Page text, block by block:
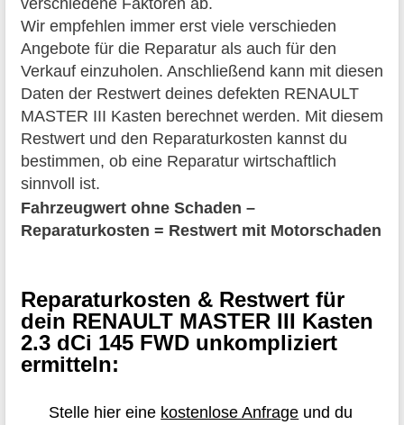
verschiedene Faktoren ab.
Wir empfehlen immer erst viele verschieden
Angebote für die Reparatur als auch für den
Verkauf einzuholen. Anschließend kann mit diesen
Daten der Restwert deines defekten RENAULT
MASTER III Kasten berechnet werden. Mit diesem
Restwert und den Reparaturkosten kannst du
bestimmen, ob eine Reparatur wirtschaftlich
sinnvoll ist.
Fahrzeugwert ohne Schaden –
Reparaturkosten = Restwert mit Motorschaden
Reparaturkosten & Restwert für
dein RENAULT MASTER III Kasten
2.3 dCi 145 FWD unkompliziert
ermitteln:
Stelle hier eine kostenlose Anfrage und du